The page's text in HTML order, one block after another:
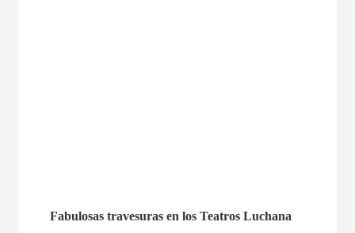
Fabulosas travesuras en los Teatros Luchana